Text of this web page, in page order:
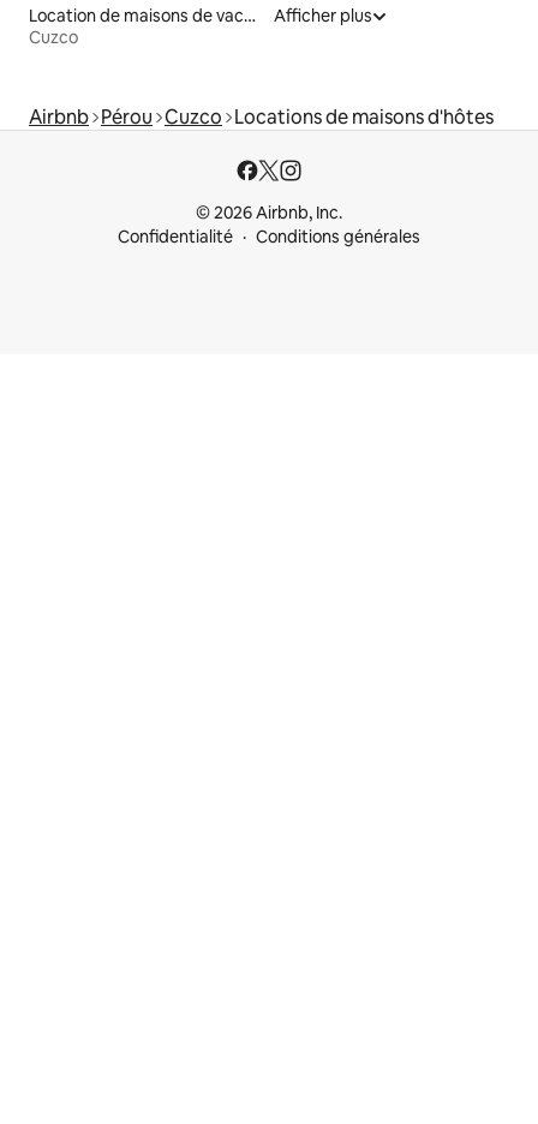
Location de maisons de vacances
Cuzco
Afficher plus
Airbnb Pérou Cuzco Locations de maisons d'hôtes
© 2026 Airbnb, Inc.
Confidentialité
Conditions générales